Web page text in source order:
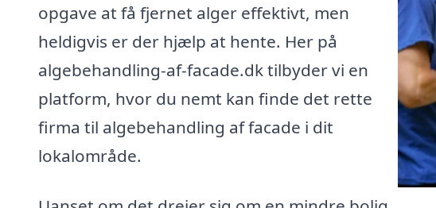
opgave at få fjernet alger effektivt, men
heldigvis er der hjælp at hente. Her på
algebehandling-af-facade.dk tilbyder vi en
platform, hvor du nemt kan finde det rette
firma til algebehandling af facade i dit
lokalområde.